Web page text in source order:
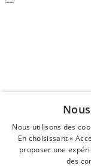
au
Nous utilisons des
En choisissant «
proposer une
des